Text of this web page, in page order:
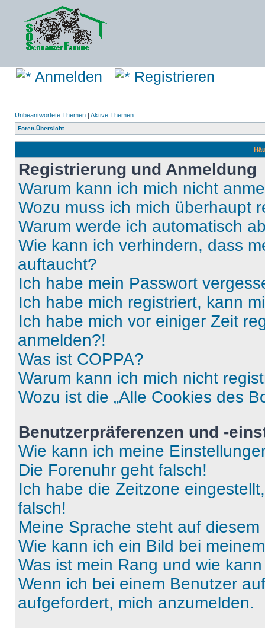
Anmelden Registrieren
Unbeantwortete Themen | Aktive Themen
Foren-Übersicht
Registrierung und Anmeldung
Warum kann ich mich nicht
Wozu muss ich mich überhaupt
Warum werde ich automatisch
Wie kann ich verhindern, dass
auftaucht?
Ich habe mein Passwort
Ich habe mich registriert, kann
Ich habe mich vor einiger Zeit
anmelden?!
Was ist COPPA?
Warum kann ich mich nicht
Wozu ist die „Alle Cookies des
Benutzerpräferenzen und -
Wie kann ich meine
Die Forenuhr geht falsch!
Ich habe die Zeitzone
falsch!
Meine Sprache steht auf
Wie kann ich ein Bild bei
Was ist mein Rang und wie
Wenn ich bei einem Benutzer
aufgefordert, mich anzumelden.